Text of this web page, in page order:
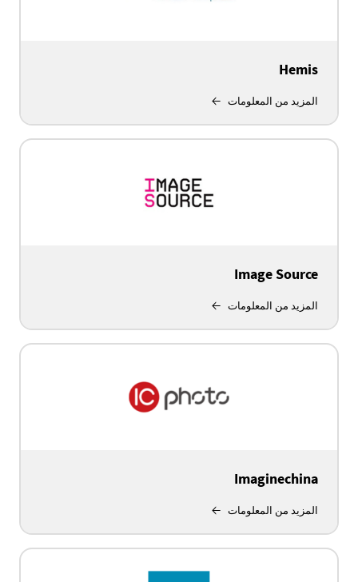
Hemis
المزيد من المعلومات
Image Source
المزيد من المعلومات
Imaginechina
المزيد من المعلومات